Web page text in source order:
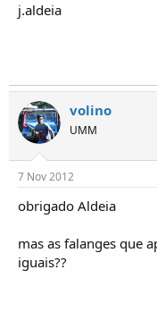
j.aldeia
volino
UMM
7 Nov 2012
obrigado Aldeia
mas as falanges que
iguais??